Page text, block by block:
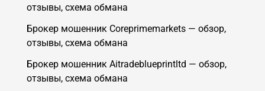
отзывы, схема обмана
Брокер мошенник Coreprimemarkets — обзор,
отзывы, схема обмана
Брокер мошенник Aitradeblueprintltd — обзор,
отзывы, схема обмана